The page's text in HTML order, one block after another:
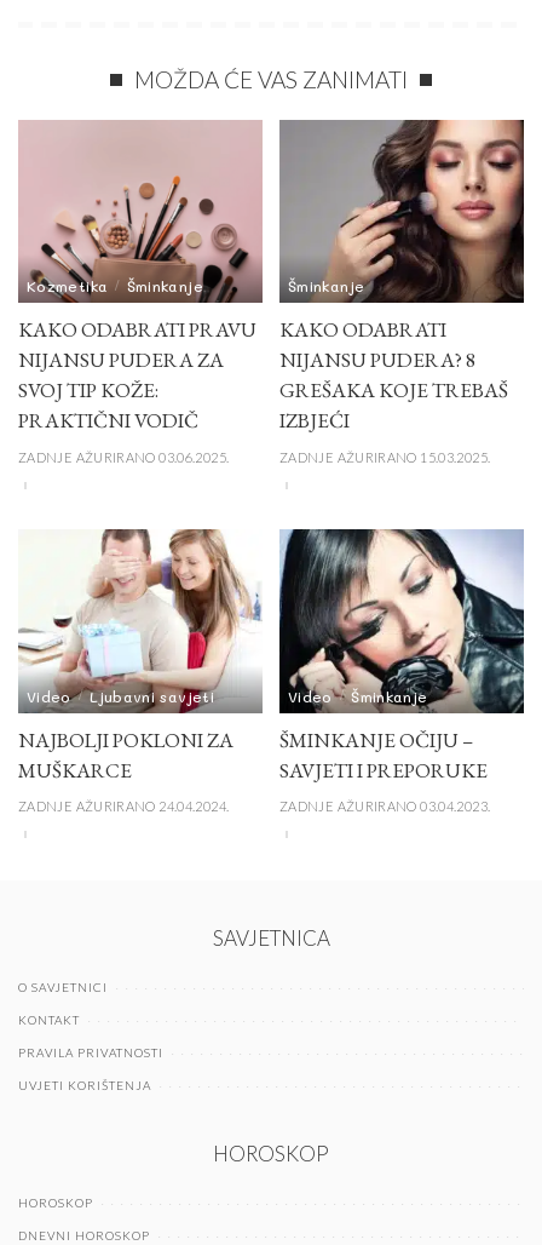
MOŽDA ĆE VAS ZANIMATI
Kozmetika Šminkanje
KAKO ODABRATI PRAVU
NIJANSU PUDERA ZA
SVOJ TIP KOŽE:
PRAKTIČNI VODIČ
ZADNJE AŽURIRANO 03.06.2025.
Šminkanje
KAKO ODABRATI
NIJANSU PUDERA? 8
GREŠAKA KOJE TREBAŠ
IZBJEĆI
ZADNJE AŽURIRANO 15.03.2025.
Video Ljubavni savjeti
NAJBOLJI POKLONI ZA
MUŠKARCE
ZADNJE AŽURIRANO 24.04.2024.
Video Šminkanje
ŠMINKANJE OČIJU –
SAVJETI I PREPORUKE
ZADNJE AŽURIRANO 03.04.2023.
SAVJETNICA
O SAVJETNICI
KONTAKT
PRAVILA PRIVATNOSTI
UVJETI KORIŠTENJA
HOROSKOP
HOROSKOP
DNEVNI HOROSKOP